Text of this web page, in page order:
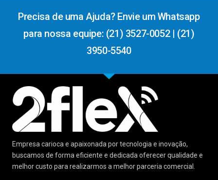
Precisa de uma Ajuda? Envie um Whatsapp
para nossa equipe: (21) 3527-0052 | (21)
3950-5540
Empresa carioca e apaixonada por tecnologia e inovação,
buscamos de forma eficiente e dedicada oferecer qualidade e
melhor custo para realizarmos a melhor parceria comercial.